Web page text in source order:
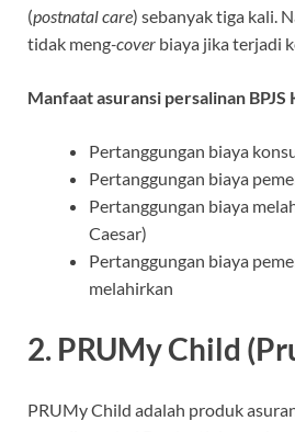
(postnatal care) sebanyak tiga kali.
tidak meng­-cover biaya jika terjadi
Manfaat asuransi persalinan BPJS
Pertanggungan biaya
Pertanggungan biaya
Pertanggungan biaya
Caesar)
Pertanggungan biaya
melahirkan
2. PRUMy Child
PRUMy Child adalah produk